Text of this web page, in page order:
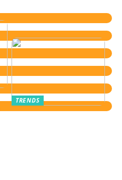
TRENDS